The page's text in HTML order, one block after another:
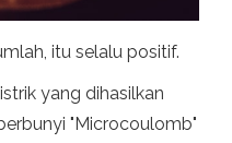
itu selalu positif.
yang dihasilkan
"Microcoulomb"